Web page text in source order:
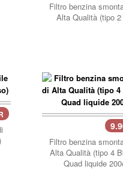
Filtro benzina
Alta Qualità (tipo
Filtro benzina
Alta Qualità (tipo 4
Quad liquide